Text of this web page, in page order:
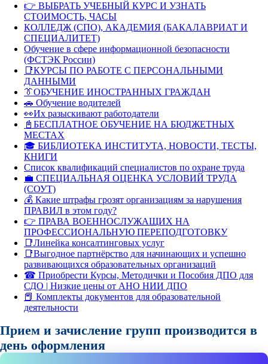
👉 ВЫБРАТЬ УЧЕБНЫЙ КУРС И УЗНАТЬ
СТОИМОСТЬ, ЧАСЫ
КОЛЛЕДЖ (СПО), АКАДЕМИЯ (БАКАЛАВРИАТ И
СПЕЦИАЛИТЕТ)
Обучение в сфере информационной безопасности
(ФСТЭК России)
📑КУРСЫ ПО РАБОТЕ С ПЕРСОНАЛЬНЫМИ
ДАННЫМИ
👔ОБУЧЕНИЕ ИНОСТРАННЫХ ГРАЖДАН
🚗 Обучение водителей
👀Их разыскивают работодатели
📓БЕСПЛАТНОЕ ОБУЧЕНИЕ НА БЮДЖЕТНЫХ
МЕСТАХ
🎓 БИБЛИОТЕКА ИНСТИТУТА, НОВОСТИ, ТЕСТЫ,
КНИГИ
Список квалификаций специалистов по охране труда
💼 СПЕЦИАЛЬНАЯ ОЦЕНКА УСЛОВИЙ ТРУДА
(СОУТ)
💰 Какие штрафы грозят организациям за нарушения
ПРАВИЛ в этом году?
👉 ПРАВА ВОЕННОСЛУЖАЩИХ НА
ПРОФЕССИОНАЛЬНУЮ ПЕРЕПОДГОТОВКУ
📑Линейка консалтинговых услуг
📑Выгодное партнёрство для начинающих и успешно
развивающихся образовательных организаций
☎ Приобрести Курсы, Методички и Пособия ДПО для
СДО | Низкие цены от АНО НИИ ДПО
📕 Комплекты документов для образовательной
деятельности
Прием и зачисление групп производится в
день оформления